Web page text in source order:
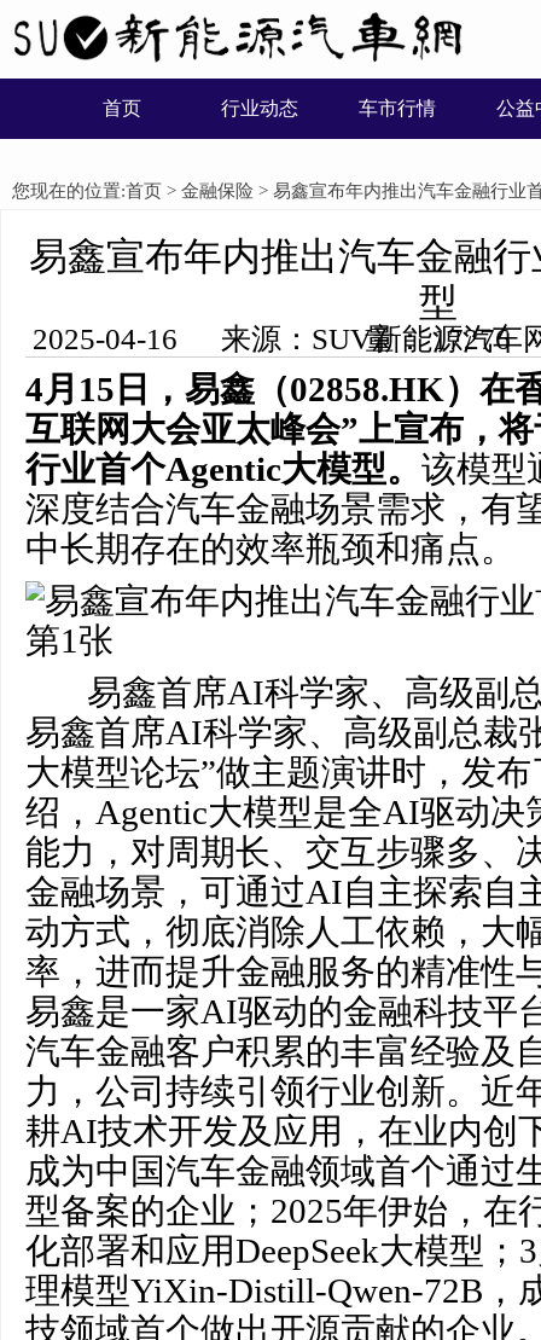
首页 行业动态 车市行情 公益
您现在的位置:首页 > 金融保险 > 易鑫宣布年内推出汽车金融行业
易鑫宣布年内推出汽车金融
型
2025-04-16 来源：SUV新能源汽车网 编辑：木子 浏览量： 17276
4月15 日，易鑫 （02858.HK） 在
互联网大会亚太峰会”上宣布 ，
行业首个Agentic大模型。 该模型
深度结合汽车金融场景需求，有
中长期存在的效率瓶颈和痛点。
易鑫首席AI科学家、高级副
易鑫首席AI科学家、高级副总裁
大模型论坛”做主题演讲时，发
绍，Agentic大模型是全AI驱动决
能力，对周期长、交互步骤多、
金融场景，可通过AI自主探索自
动方式，彻底消除人工依赖，大
率，进而提升金融服务的精准性
易鑫是一家AI驱动的金融科技平
汽车金融客户积累的丰富经验及
力，公司持续引领行业创新。近
耕AI技术开发及应用，在业内创
成为中国汽车金融领域首个通过
型备案的企业；2025年伊始，在
化部署和应用DeepSeek大模型；
理模型YiXin-Distill-Qwen-72B，
技领域首个做出开源贡献的企业